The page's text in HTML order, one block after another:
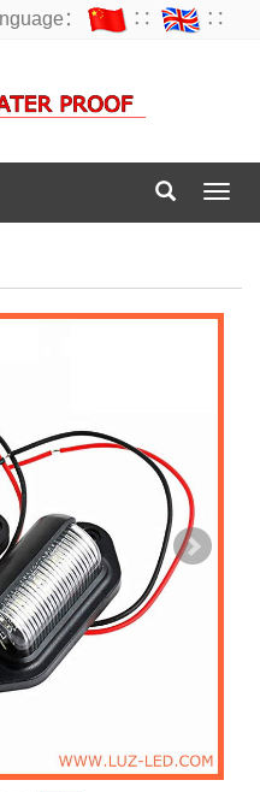
： ∷ ∷